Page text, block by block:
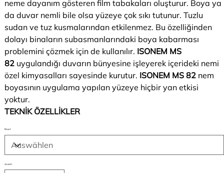
neme dayanım gösteren film tabakaları oluşturur. Boya ya
da duvar nemli bile olsa yüzeye çok sıkı tutunur. Tuzlu
sudan ve tuz kusmalarından etkilenmez. Bu özelliğinden
dolayı binaların subasmanlarındaki boya kabarması
problemini çözmek için de kullanılır. ISONEM MS
82 uygulandığı duvarın bünyesine işleyerek içerideki nemi
özel kimyasalları sayesinde kurutur. ISONEM MS 82 nem
boyasının uygulama yapılan yüzeye hiçbir yan etkisi
yoktur.
TEKNİK ÖZELLİKLER
Boyut
Anzahl